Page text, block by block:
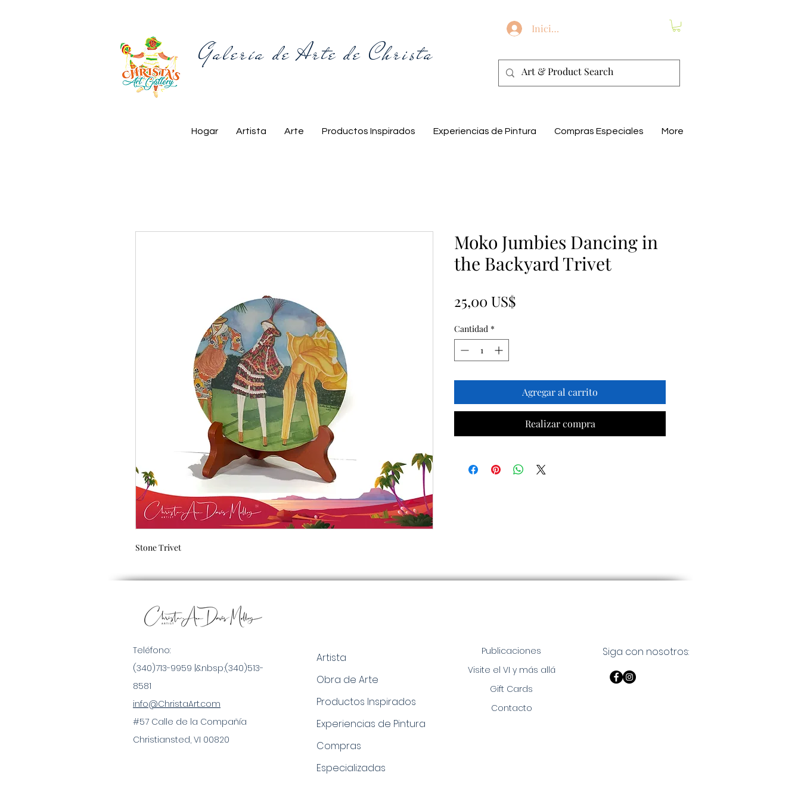
Galería de Arte de Christa
Iniciar sesión
Hogar Artista Arte Productos Inspirados Experiencias de Pintura Compras Especiales More
Stone Trivet
Moko Jumbies Dancing in
the Backyard Trivet
25,00 US$
Cantidad *
Agregar al carrito
Realizar compra
Teléfono:
(340)713-9959 |&nbsp;(340)513-
8581
info@ChristaArt.com
#57 Calle de la Compañía
Christiansted, VI 00820
Artista
Obra de Arte
Productos Inspirados
Experiencias de Pintura
Compras
Especializadas
Publicaciones
Visite el VI y más allá
Gift Cards
Contacto
Siga con nosotros: